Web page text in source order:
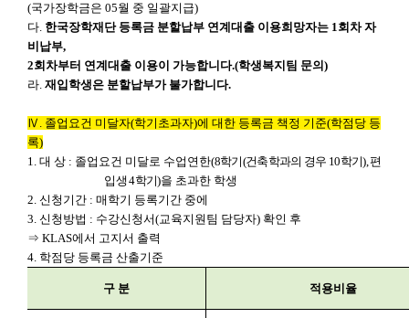
(국가장학금은 05월 중 일괄지급)
다. 한국장학재단 등록금 분할납부 연계대출 이용희망자는 1회차 자
비납부,
2회차부터 연계대출 이용이 가능합니다.(학생복지팀 문의 )
라. 재입학생은 분할납부가 불가합니다.
Ⅳ . 졸업요건 미달자(학기초과자)에 대한 등록금 책정 기준(학점당 등
록)
1. 대 상 : 졸업요건 미달로 수업연한(8학기(건축학과의 경우 10학기),편
입생4학기)을 초과한 학생
2. 신청기간 : 매학기 등록기간 중에
3. 신청방법 : 수강신청서(교육지원팀 담당자) 확인 후
⇒ KLAS에서 고지서 출력
4. 학점당 등록금 산출기준
구 분 적용비율